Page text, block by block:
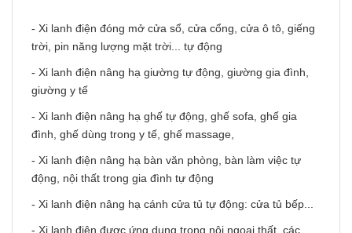
- Xi lanh điện đóng mở cửa sổ, cửa cổng, cửa ô tô, giếng
trời, pin năng lượng mặt trời... tự động
- Xi lanh điện nâng hạ giường tự động, giường gia đình,
giường y tế
- Xi lanh điện nâng hạ ghế tự động, ghế sofa, ghế gia
đình, ghế dùng trong y tế, ghế massage,
- Xi lanh điện nâng hạ bàn văn phòng, bàn làm việc tự
động, nội thất trong gia đình tự động
- Xi lanh điện nâng hạ cánh cửa tủ tự động: cửa tủ bếp...
- Xi lanh điện được ứng dụng trong nội ngoại thất, các